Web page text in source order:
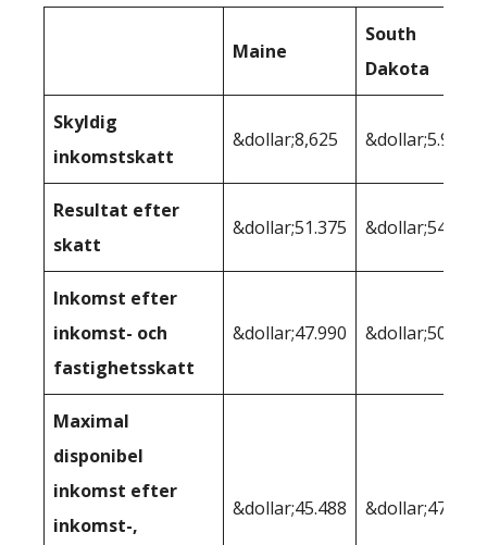
Maine
South
Dakota
Skyldig
inkomstskatt
&dollar;8,625 &dollar;5.968
Resultat efter
skatt
&dollar;51.375 &dollar;54.032
Inkomst efter
inkomst- och
fastighetsskatt
&dollar;47.990 &dollar;50.975
Maximal
disponibel
inkomst efter
inkomst-,
&dollar;45.488 &dollar;47.909